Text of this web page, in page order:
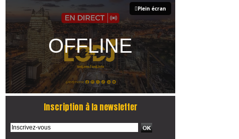
Plein écran
Inscription à la newsletter